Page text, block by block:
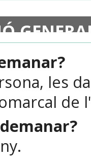
les
de